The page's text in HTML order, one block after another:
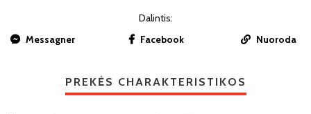
Dalintis:
Messagner
Facebook Nuoroda
PREKĖS CHARAKTERISTIKOS